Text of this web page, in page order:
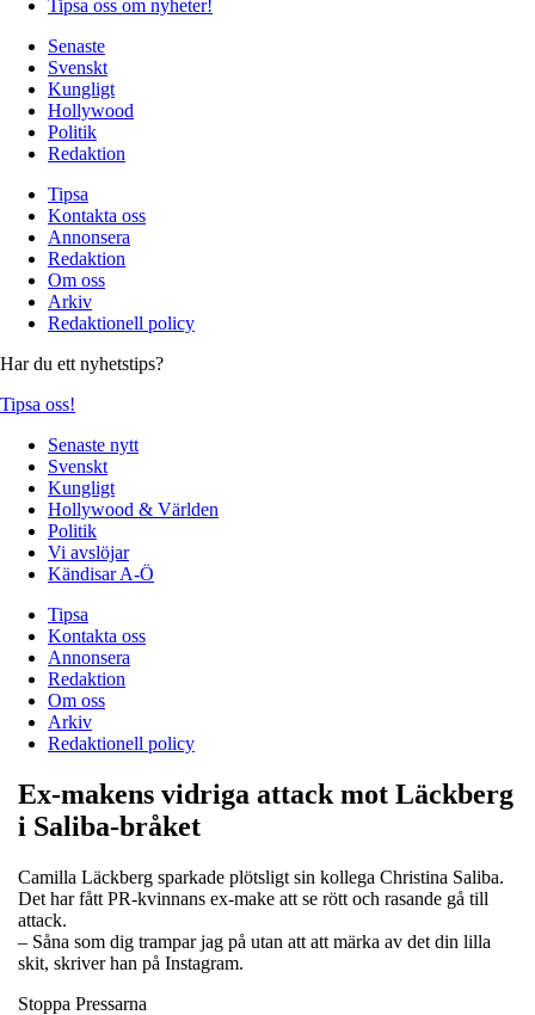
Tipsa oss om nyheter!
Senaste
Svenskt
Kungligt
Hollywood
Politik
Redaktion
Tipsa
Kontakta oss
Annonsera
Redaktion
Om oss
Arkiv
Redaktionell policy
Har du ett nyhetstips?
Tipsa oss!
Senaste nytt
Svenskt
Kungligt
Hollywood & Världen
Politik
Vi avslöjar
Kändisar A-Ö
Tipsa
Kontakta oss
Annonsera
Redaktion
Om oss
Arkiv
Redaktionell policy
Ex-makens vidriga attack mot Läckberg
i Saliba-bråket
Camilla Läckberg sparkade plötsligt sin kollega Christina Saliba.
Det har fått PR-kvinnans ex-make att se rött och rasande gå till
attack.
– Såna som dig trampar jag på utan att att märka av det din lilla
skit, skriver han på Instagram.
Stoppa Pressarna